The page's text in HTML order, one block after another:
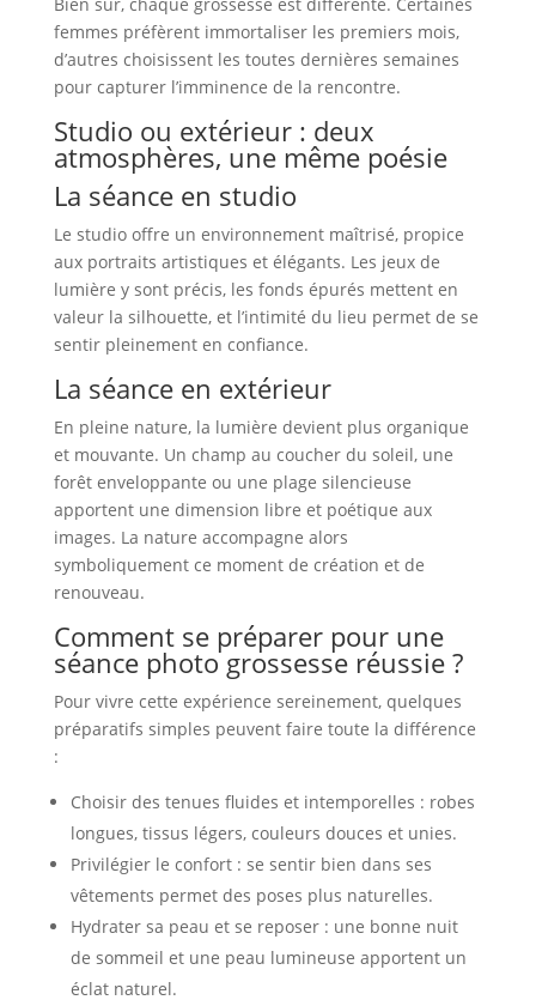
femmes préfèrent immortaliser les premiers mois,
d’autres choisissent les toutes dernières semaines
pour capturer l’imminence de la rencontre.
Studio ou extérieur : deux
atmosphères, une même poésie
La séance en studio
Le studio offre un environnement maîtrisé, propice
aux portraits artistiques et élégants. Les jeux de
lumière y sont précis, les fonds épurés mettent en
valeur la silhouette, et l’intimité du lieu permet de se
sentir pleinement en confiance.
La séance en extérieur
En pleine nature, la lumière devient plus organique
et mouvante. Un champ au coucher du soleil, une
forêt enveloppante ou une plage silencieuse
apportent une dimension libre et poétique aux
images. La nature accompagne alors
symboliquement ce moment de création et de
renouveau.
Comment se préparer pour une
séance photo grossesse réussie ?
Pour vivre cette expérience sereinement, quelques
préparatifs simples peuvent faire toute la différence
:
Choisir des tenues fluides et intemporelles : robes
longues, tissus légers, couleurs douces et unies.
Privilégier le confort : se sentir bien dans ses
vêtements permet des poses plus naturelles.
Hydrater sa peau et se reposer : une bonne nuit
de sommeil et une peau lumineuse apportent un
éclat naturel.